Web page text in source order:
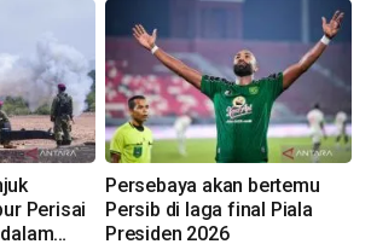
Perisai
Persebaya akan bertemu
Persib di laga final Piala
Presiden 2026